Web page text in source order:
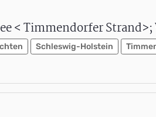
< Timmendorfer
Schleswig-Holstein